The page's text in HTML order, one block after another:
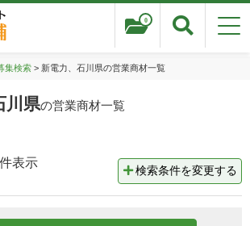
0
集検索> 新電力、石川県の営業商材一覧
川県の営業商材一覧
表示
検索条件を変更する